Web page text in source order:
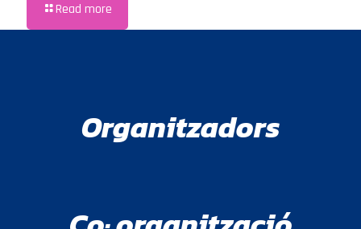
Read more
Organitzadors